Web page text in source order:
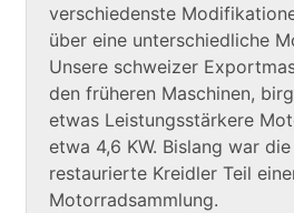
verschiedenste
über eine unterschiedliche
Unsere schweizer
den früheren Maschinen,
etwas Leistungsstärkere
etwa 4,6 KW. Bislang war
restaurierte Kreidler Teil
Motorradsammlung.